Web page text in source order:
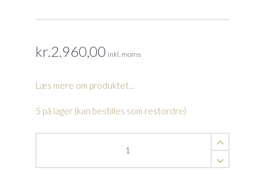
kr. 2.960,00 inkl. moms
Læs mere om produktet...
5 på lager (kan bestilles som restordre)